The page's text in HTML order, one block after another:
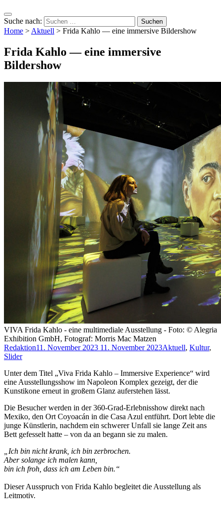
Suche nach:
Home > Aktuell > Frida Kahlo — eine immersive Bildershow
Frida Kahlo — eine immersive
Bildershow
VIVA Frida Kahlo - eine multimediale Ausstellung - Foto: © Alegria
Exhibition GmbH, Fotograf: Morris Mac Matzen
Redaktion11. November 2023 11. November 2023Aktuell, Kultur,
Slider
Unter dem Titel „Viva Frida Kahlo – Immersive Experience“ wird
eine Ausstellungsshow im Napoleon Komplex gezeigt, der die
Kunstikone erneut in großem Glanz auferstehen lässt.
Die Besucher werden in der 360-Grad-Erlebnisshow direkt nach
Mexiko, den Ort Coyoacán in die Casa Azul entführt. Dort lebte die
junge Künstlerin, nachdem ein schwerer Unfall sie lange Zeit ans
Bett gefesselt hatte – von da an begann sie zu malen.
„Ich bin nicht krank, ich bin zerbrochen.
Aber solange ich malen kann,
bin ich froh, dass ich am Leben bin.“
Dieser Ausspruch von Frida Kahlo begleitet die Ausstellung als
Leitmotiv.